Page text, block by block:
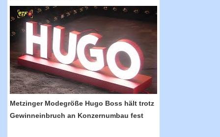
RTF.1-Nachrichten: Metzinger Modegröße
Hugo Boss hält trotz Gewinneinbruch an
Konzernumbau fest
Metzinger Modegröße Hugo Boss hält trotz
Gewinneinbruch an Konzernumbau fest